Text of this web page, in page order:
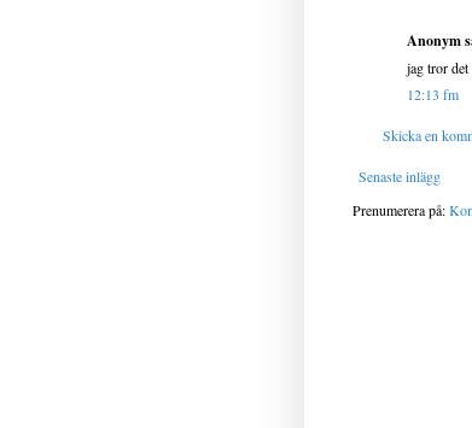
Anonym
jag tror det
12:13 fm
Skicka en
Senaste inlägg
Prenumerera på: